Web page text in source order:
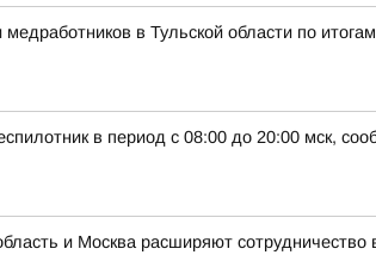
в Тульской области по
в период с 08:00 до 20:00 мск,
и Москва расширяют сотрудничество